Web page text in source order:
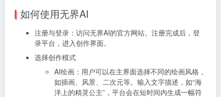
如何使用无界AI
注册与登录：访问无界AI的官方网站。注册完成后，登
录平台，进入创作界面。
选择创作模式
AI绘画：用户可以在主界面选择不同的绘画风格，
如插画、风景、二次元等。输入文字描述，如“海
洋上的精灵公主”，平台会在短时间内生成一幅符